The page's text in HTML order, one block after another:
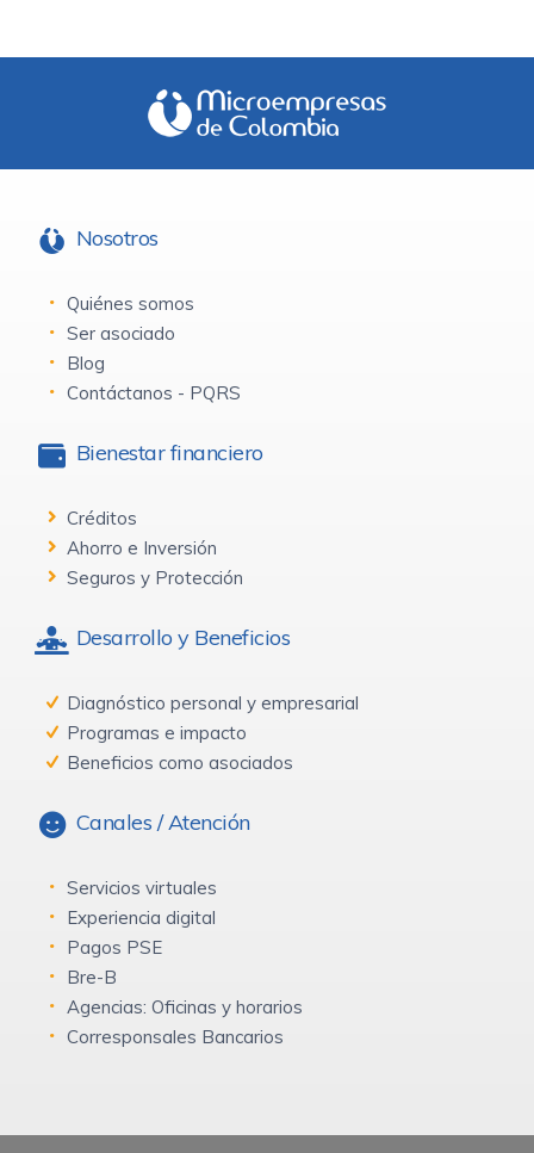
Nosotros
Quiénes somos
Ser asociado
Blog
Contáctanos - PQRS
Bienestar financiero
Créditos
Ahorro e Inversión
Seguros y Protección
Desarrollo y Beneficios
Diagnóstico personal y empresarial
Programas e impacto
Beneficios como asociados
Canales / Atención
Servicios virtuales
Experiencia digital
Pagos PSE
Bre-B
Agencias: Oficinas y horarios
Corresponsales Bancarios